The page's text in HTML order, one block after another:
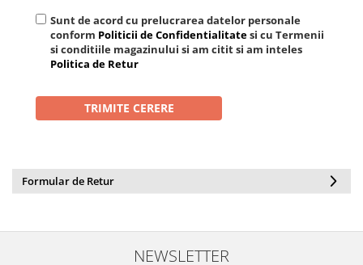
Sunt de acord cu prelucrarea datelor personale
conform Politicii de Confidentialitatesi cu Termenii
si conditiile magazinului si am citit si am inteles
Politica de Retur
Formular de Retur
NEWSLETTER